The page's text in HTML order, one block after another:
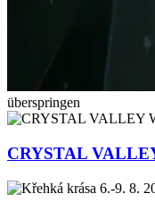
überspringen
CRYSTAL